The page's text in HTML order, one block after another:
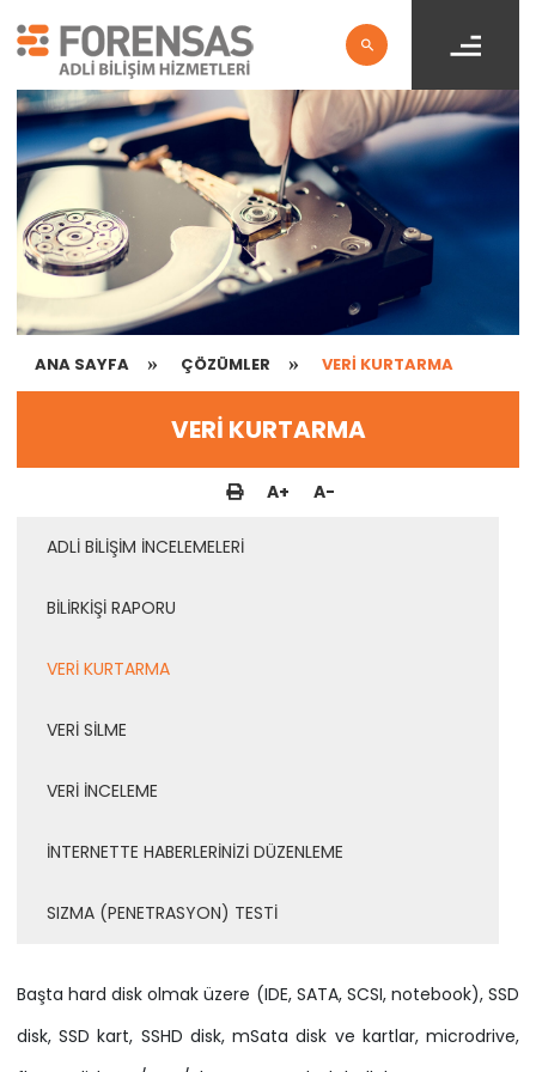
ANA SAYFA ÇÖZÜMLER VERİ KURTARMA
VERİ KURTARMA
A+ A-
ADLİ BİLİŞİM İNCELEMELERİ
BİLİRKİŞİ RAPORU
VERİ KURTARMA
VERİ SİLME
VERİ İNCELEME
İNTERNETTE HABERLERİNİZİ DÜZENLEME
SIZMA (PENETRASYON) TESTİ
Başta hard disk olmak üzere (IDE, SATA, SCSI, notebook), SSD
disk, SSD kart, SSHD disk, mSata disk ve kartlar, microdrive,